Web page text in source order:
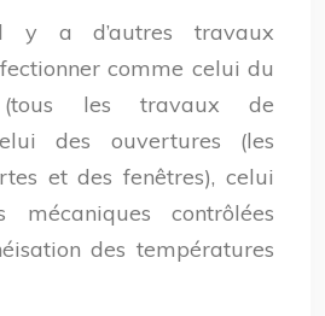
y a d’autres travaux
comme celui du
(tous les travaux de
des ouvertures (les
et des fenêtres), celui
mécaniques contrôlées
des températures